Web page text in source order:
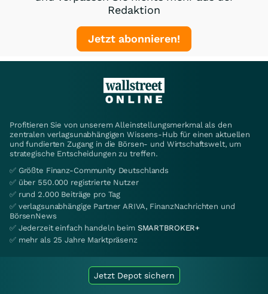
Redaktion
Jetzt abonnieren!
Profitieren Sie von unserem Alleinstellungsmerkmal als den
zentralen verlagsunabhängigen Wissens-Hub für einen aktuellen
und fundierten Zugang in die Börsen- und Wirtschaftswelt, um
strategische Entscheidungen zu treffen.
✅ Größte Finanz-Community Deutschlands
✅ über 550.000 registrierte Nutzer
✅ rund 2.000 Beiträge pro Tag
✅ verlagsunabhängige Partner ARIVA, FinanzNachrichten und
BörsenNews
✅ Jederzeit einfach handeln beim SMARTBROKER+
✅ mehr als 25 Jahre Marktpräsenz
Jetzt Depot sichern